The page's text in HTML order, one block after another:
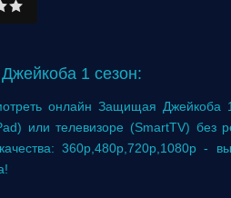
1 сезон:
онлайн Защищая Джейкоба
или телевизоре (SmartTV) без
360p,480p,720p,1080p -